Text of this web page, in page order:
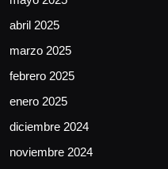
abril 2025
marzo 2025
febrero 2025
enero 2025
diciembre 2024
noviembre 2024